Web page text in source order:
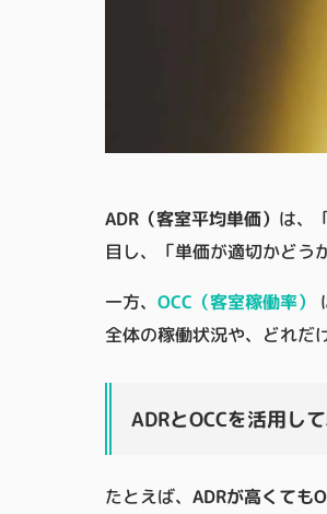
ADR（客室平均単価） は、
目し、「単価が適切かどう
一方、 OCC（客室稼働率）
全体の稼働状況や、どれだ
ADRとOCCを活用し
たとえば、 ADRが高くても